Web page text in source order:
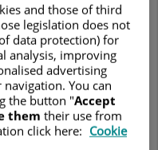
tratamientos han
de esta patología
and those of third
legislation does not
data protection) for
analysis, improving
advertising
You can
the button "Accept
them their use from
click here: Cookie